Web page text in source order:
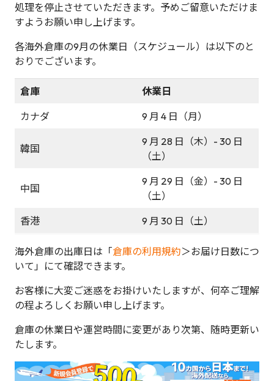
処理を停止させていただきます。予めご留意いただけま
すようお願い申し上げます。
各海外倉庫の9月の休業日（スケジュール）は以下のと
おりでございます。
倉庫 休業日
カナダ 9 月 4 日（月）
韓国
9 月 28 日（木）- 30 日
（土）
中国
9 月 29 日（金）- 30 日
（土）
香港 9 月 30 日（土）
海外倉庫の出庫日は「倉庫の利用規約＞お届け日数につ
いて」にて確認できます。
お客様に大変ご迷惑をお掛けいたしますが、何卒ご理解
の程よろしくお願い申し上げます。
倉庫の休業日や運営時間に変更があり次第、随時更新い
たします。